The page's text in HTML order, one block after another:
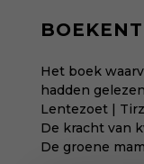
Het boek
hadden
Lentezoet |
De kracht van
De groene